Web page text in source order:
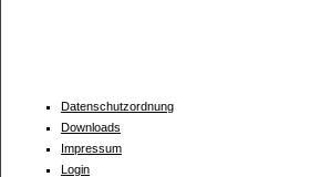
Datenschutzordnung
Downloads
Impressum
Login